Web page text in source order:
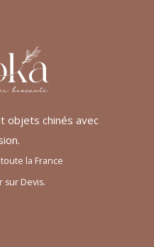
objets chinés avec
la France
sur Devis.